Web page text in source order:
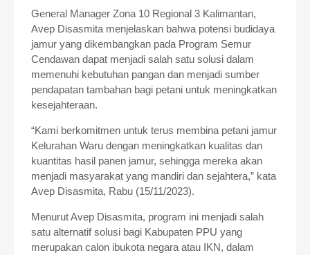
General Manager Zona 10 Regional 3 Kalimantan,
Avep Disasmita menjelaskan bahwa potensi budidaya
jamur yang dikembangkan pada Program Semur
Cendawan dapat menjadi salah satu solusi dalam
memenuhi kebutuhan pangan dan menjadi sumber
pendapatan tambahan bagi petani untuk meningkatkan
kesejahteraan.
“Kami berkomitmen untuk terus membina petani jamur
Kelurahan Waru dengan meningkatkan kualitas dan
kuantitas hasil panen jamur, sehingga mereka akan
menjadi masyarakat yang mandiri dan sejahtera,” kata
Avep Disasmita, Rabu (15/11/2023).
Menurut Avep Disasmita, program ini menjadi salah
satu alternatif solusi bagi Kabupaten PPU yang
merupakan calon ibukota negara atau IKN, dalam